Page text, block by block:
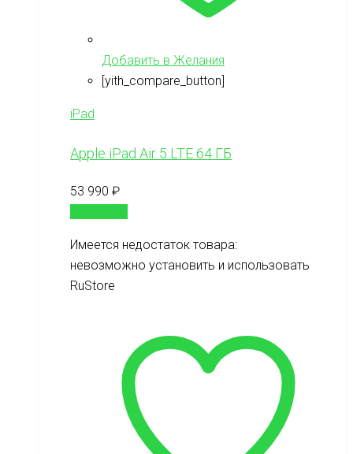
Добавить в Желания
[yith_compare_button]
iPad
Apple iPad Air 5 LTE 64 ГБ
53 990 ₽
Имеется недостаток товара:
невозможно установить и использовать
RuStore